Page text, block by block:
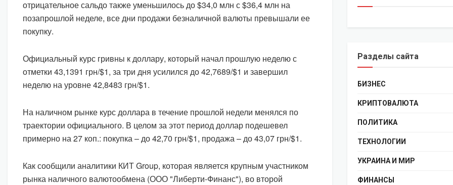
отрицательное сальдо также уменьшилось до $34,0 млн с $36,4 млн на
позапрошлой неделе, все дни продажи безналичной валюты превышали ее
покупку.
Официальный курс гривны к доллару, который начал прошлую неделю с
отметки 43,1391 грн/$1, за три дня усилился до 42,7689/$1 и завершил
неделю на уровне 42,8483 грн/$1.
На наличном рынке курс доллара в течение прошлой недели менялся по
траектории официального. В целом за этот период доллар подешевел
примерно на 27 коп.: покупка – до 42,70 грн/$1, продажа – до 43,07 грн/$1.
Как сообщили аналитики КИТ Group, которая является крупным участником
рынка наличного валютообмена (ООО "Либерти-Финанс"), во второй
Разделы сайта
БИЗНЕС
КРИПТОВАЛЮТА
ПОЛИТИКА
ТЕХНОЛОГИИ
УКРАИНА И МИР
ФИНАНСЫ